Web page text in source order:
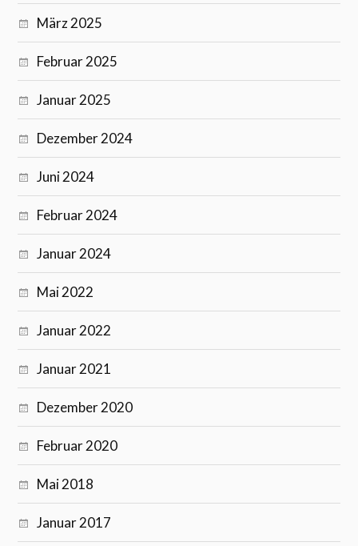
März 2025
Februar 2025
Januar 2025
Dezember 2024
Juni 2024
Februar 2024
Januar 2024
Mai 2022
Januar 2022
Januar 2021
Dezember 2020
Februar 2020
Mai 2018
Januar 2017